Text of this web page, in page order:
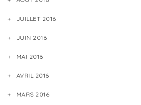
JUILLET 2016
JUIN 2016
MAI 2016
AVRIL 2016
MARS 2016